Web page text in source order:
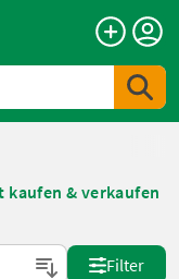
kaufen & verkaufen
Filter